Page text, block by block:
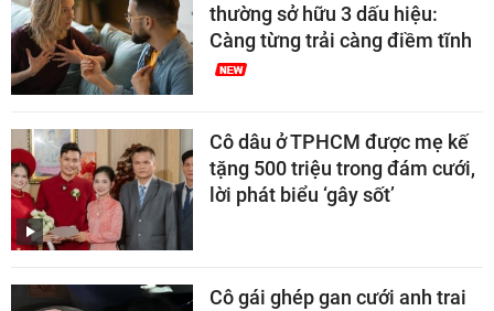
thường sở hữu 3 dấu hiệu:
Càng từng trải càng điềm tĩnh
Cô dâu ở TPHCM được mẹ kế
tặng 500 triệu trong đám cưới,
lời phát biểu ‘gây sốt’
Cô gái ghép gan cưới anh trai